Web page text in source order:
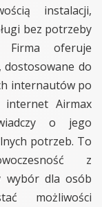
instalacji,
bez potrzeby
Firma oferuje
do
internautów po
internet Airmax
o jego
potrzeb. To
z
wybór dla osób
możliwości